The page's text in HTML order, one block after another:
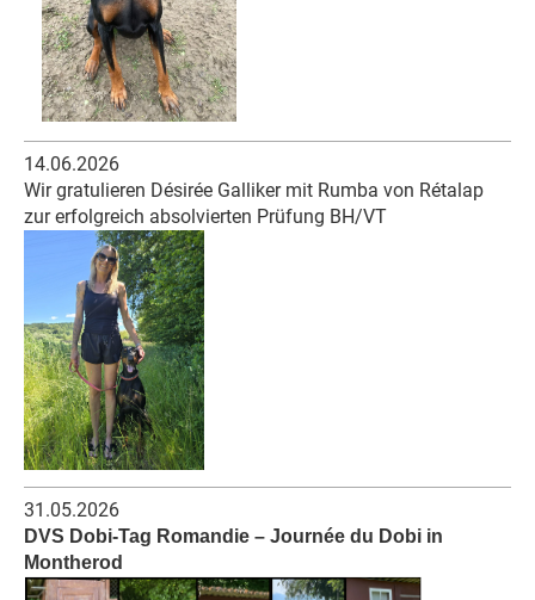
14.06.2026
Wir gratulieren Désirée Galliker mit Rumba von Rétalap
zur erfolgreich absolvierten Prüfung BH/VT
31.05.2026
DVS Dobi-Tag Romandie – Journée du Dobi in
Montherod